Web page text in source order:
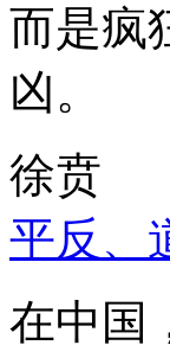
而是疯
凶。
徐贲
平反、
在中国